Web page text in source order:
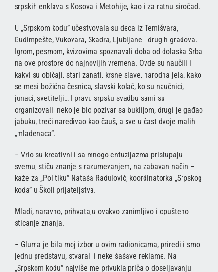
srpskih enklava s Kosova i Metohije, kao i za ratnu siročad.
U „Srpskom kodu” učestvovala su deca iz Temišvara,
Budimpešte, Vukovara, Skadra, Ljubljane i drugih gradova.
Igrom, pesmom, kvizovima spoznavali doba od dolaska Srba
na ove prostore do najnovijih vremena. Ovde su naučili i
kakvi su običaji, stari zanati, krsne slave, narodna jela, kako
se mesi božićna česnica, slavski kolač, ko su naučnici,
junaci, svetitelji… I pravu srpsku svadbu sami su
organizovali: neko je bio pozivar sa buklijom, drugi je gađao
jabuku, treći naređivao kao čauš, a sve u čast dvoje malih
„mladenaca”.
– Vrlo su kreativni i sa mnogo entuzijazma pristupaju
svemu, stiču znanje s razumevanjem, na zabavan način –
kaže za „Politiku” Nataša Radulović, koordinatorka „Srpskog
koda” u Školi prijateljstva.
Mladi, naravno, prihvataju ovakvo zanimljivo i opušteno
sticanje znanja.
– Gluma je bila moj izbor u ovim radionicama, priredili smo
jednu predstavu, stvarali i neke šašave reklame. Na
„Srpskom kodu” najviše me privukla priča o doseljavanju